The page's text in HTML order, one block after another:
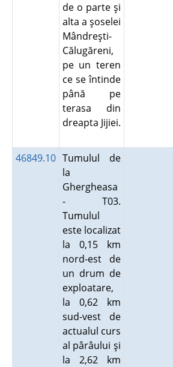
de o parte şi
alta a şoselei
Mândreşti-
Călugăreni,
pe un teren
ce se întinde
până pe
terasa din
dreapta Jijiei.
46849.10 Tumulul de
la
Ghergheasa
- T03.
Tumulul
este localizat
la 0,15 km
nord-est de
un drum de
exploatare,
la 0,62 km
sud-vest de
actualul curs
al pârâului şi
la 2,62 km